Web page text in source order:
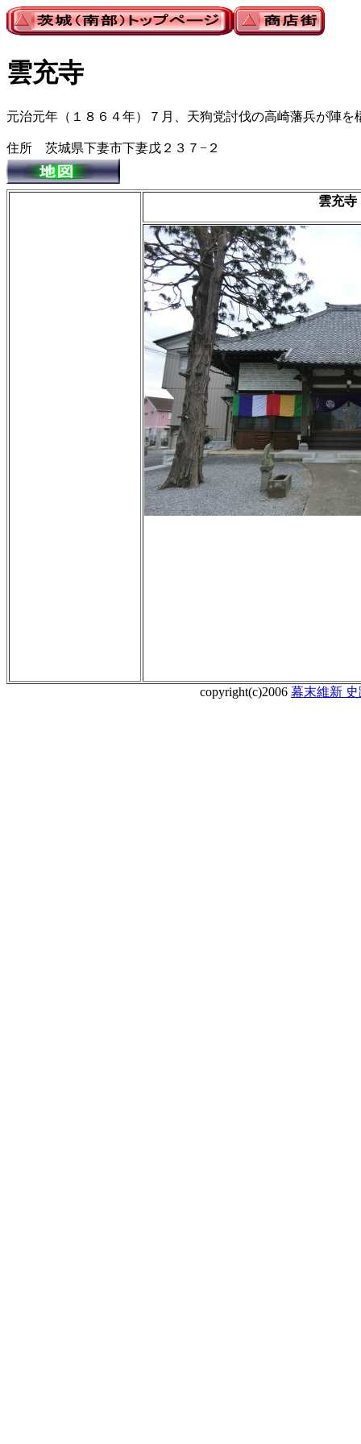
雲充寺
元治元年（１８６４年）７月、天狗党討伐の高崎藩兵が陣を
住所 茨城県下妻市下妻戊２３７−２
雲充寺
copyright(c)2006 幕末維新